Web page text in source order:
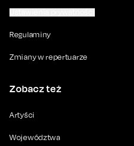
Regulaminy
Zmiany w repertuarze
Zobacz też
Artyści
Województwa